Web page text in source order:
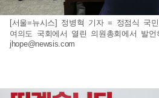
[서울=뉴시스] 정병혁 기자 = 정점식 국
여의도 국회에서 열린 의원총회에서 발언
jhope@newsis.com